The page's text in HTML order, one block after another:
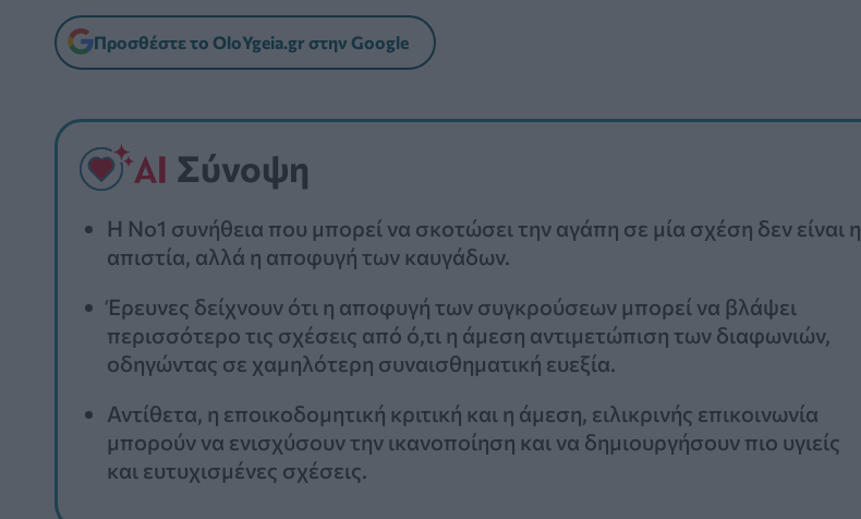
Προσθέστε το OloYgeia.gr στην Google
Σύνοψη
Η Νο1 συνήθεια που μπορεί να σκοτώσει την αγάπη σε μία σχέση δεν είναι η
απιστία, αλλά η αποφυγή των καυγάδων.
Έρευνες δείχνουν ότι η αποφυγή των συγκρούσεων μπορεί να βλάψει
περισσότερο τις σχέσεις από ό,τι η άμεση αντιμετώπιση των διαφωνιών,
οδηγώντας σε χαμηλότερη συναισθηματική ευεξία.
Αντίθετα, η εποικοδομητική κριτική και η άμεση, ειλικρινής επικοινωνία
μπορούν να ενισχύσουν την ικανοποίηση και να δημιουργήσουν πιο υγιείς
και ευτυχισμένες σχέσεις.